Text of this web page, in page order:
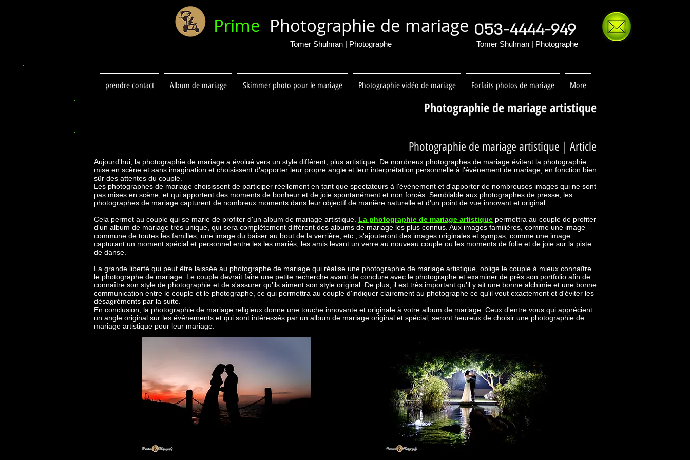
053-4444-949
Prime Photographie de mariage
Tomer Shulman | Photographe Tomer Shulman | Photographe
prendre contact Album de mariage Skimmer photo pour le mariage Photographie vidéo de mariage Forfaits photos de mariage More
Photographie de mariage artistique | Article
Aujourd'hui, la photographie de mariage a évolué vers un style différent, plus artistique. De nombreux photographes de mariage évitent la photographie
mise en scène et sans imagination et choisissent d'apporter leur propre angle et leur interprétation personnelle à l'événement de mariage, en fonction bien
sûr des attentes du couple.
Les photographes de mariage choisissent de participer réellement en tant que spectateurs à l'événement et d'apporter de nombreuses images qui ne sont
pas mises en scène, et qui apportent des moments de bonheur et de joie spontanément et non forcés. Semblable aux photographes de presse, les
photographes de mariage capturent de nombreux moments dans leur objectif de manière naturelle et d'un point de vue innovant et original.
Cela permet au couple qui se marie de profiter d'un album de mariage artistique. La photographie de mariage artistique permettra au couple de profiter
d'un album de mariage très unique, qui sera complètement différent des albums de mariage les plus connus. Aux images familières, comme une image
commune de toutes les familles, une image du baiser au bout de la verrière, etc., s'ajouteront des images originales et sympas, comme une image
capturant un moment spécial et personnel entre les les mariés, les amis levant un verre au nouveau couple ou les moments de folie et de joie sur la piste
de danse.
La grande liberté qui peut être laissée au photographe de mariage qui réalise une photographie de mariage artistique, oblige le couple à mieux connaître
le photographe de mariage. Le couple devrait faire une petite recherche avant de conclure avec le photographe et examiner de près son portfolio afin de
connaître son style de photographie et de s'assurer qu'ils aiment son style original. De plus, il est très important qu'il y ait une bonne alchimie et une bonne
communication entre le couple et le photographe, ce qui permettra au couple d'indiquer clairement au photographe ce qu'il veut exactement et d'éviter les
désagréments par la suite.
En conclusion, la photographie de mariage religieux donne une touche innovante et originale à votre album de mariage. Ceux d'entre vous qui apprécient
un angle original sur les événements et qui sont intéressés par un album de mariage original et spécial, seront heureux de choisir une photographie de
mariage artistique pour leur mariage.
Photographie de mariage artistique